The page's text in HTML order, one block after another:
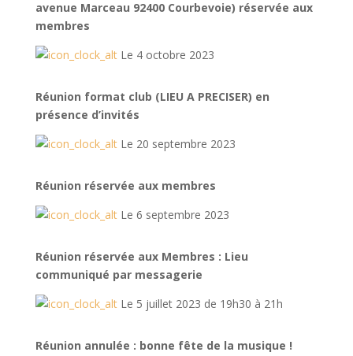
avenue Marceau 92400 Courbevoie) réservée aux
membres
Le 4 octobre 2023
Réunion format club (LIEU A PRECISER) en
présence d’invités
Le 20 septembre 2023
Réunion réservée aux membres
Le 6 septembre 2023
Réunion réservée aux Membres : Lieu
communiqué par messagerie
Le 5 juillet 2023 de 19h30 à 21h
Réunion annulée : bonne fête de la musique !